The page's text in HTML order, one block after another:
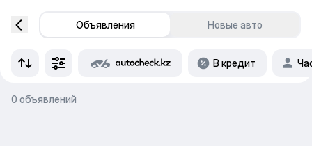
Объявления Новые авто
В кредит
0 объявлений